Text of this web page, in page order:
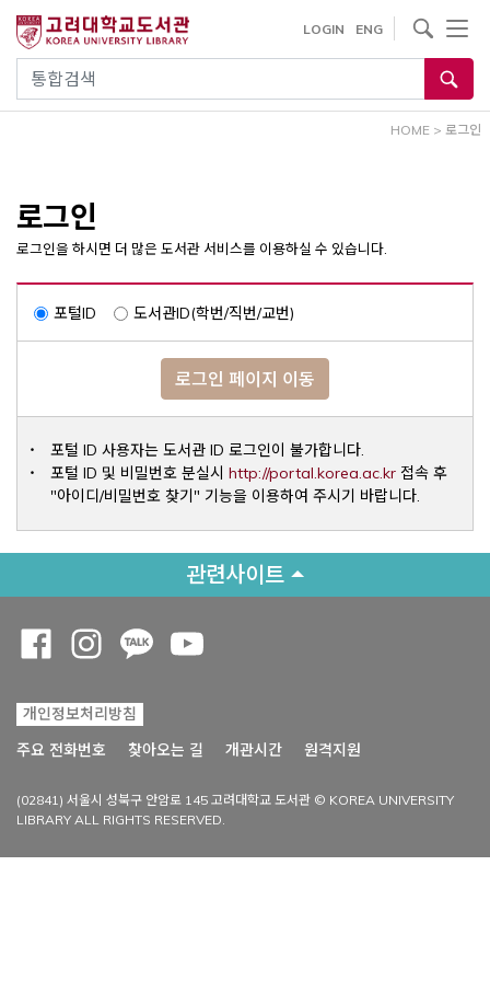
건
통합검색
LOGIN ENG
사이트내 검색
HOME > 로그인
로그인
로그인을 하시면 더 많은 도서관 서비스를 이용하실 수 있습니다.
포털ID 도서관ID(학번/직번/교번)
로그인 페이지 이동
포털 ID 사용자는 도서관 ID 로그인이 불가합니다.
포털 ID 및 비밀번호 분실시 http://portal.korea.ac.krOpens a
접속 후
"아이디/비밀번호 찾기" 기능을 이용하여 주시기 바랍니다.
관련사이트
개인정보처리방침
주요 전화번호
찾아오는 길 개관시간 원격지원
(02841) 서울시 성북구 안암로 145 고려대학교 도서관 © KOREA UNIVERSITY
LIBRARY ALL RIGHTS RESERVED.
Opens a new window
Opens a new window
Opens a new window